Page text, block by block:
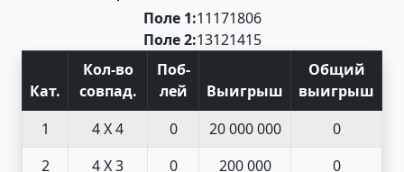
Поле 1:11171806
Поле 2:13121415
Кат.
Кол-во
совпад.
Поб-
лей
Выигрыш
Общий
выигрыш
1
4 X 4 0 20 000 000
0
2
4 X 3
0 200 000 0